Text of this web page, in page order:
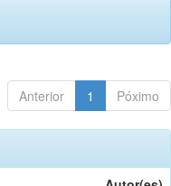
Anterior 1 Póximo